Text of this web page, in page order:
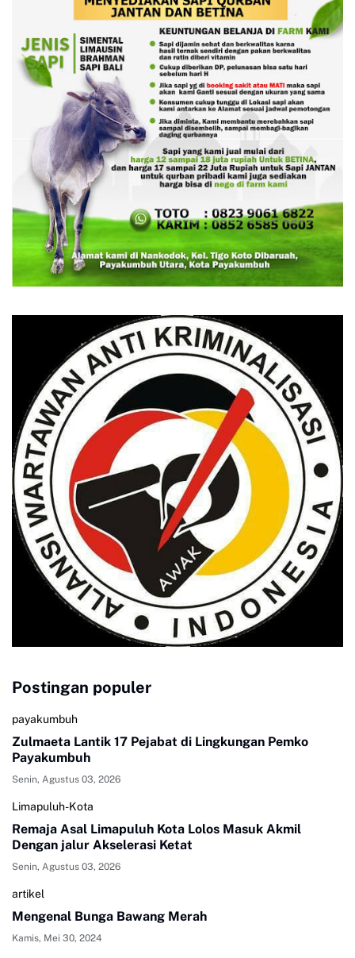
Postingan populer
payakumbuh
Zulmaeta Lantik 17 Pejabat di Lingkungan Pemko
Payakumbuh
Senin, Agustus 03, 2026
Limapuluh-Kota
Remaja Asal Limapuluh Kota Lolos Masuk Akmil
Dengan jalur Akselerasi Ketat
Senin, Agustus 03, 2026
artikel
Mengenal Bunga Bawang Merah
Kamis, Mei 30, 2024